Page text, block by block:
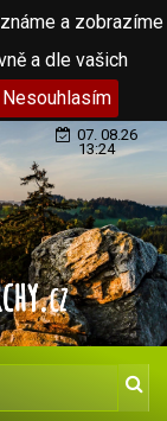
a zobrazíme
a dle vašich
Nesouhlasím
07. 08.26
13:24